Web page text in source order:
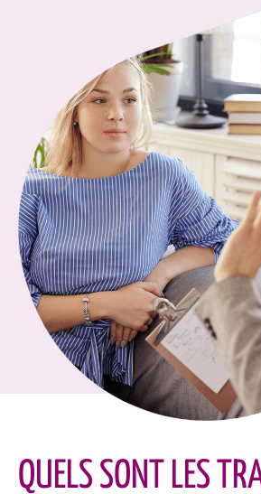
QUELS SONT LES